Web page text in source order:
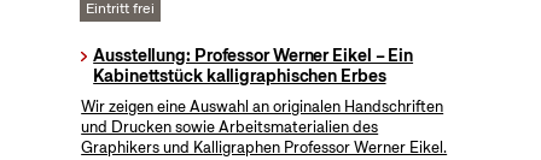
Eintritt frei
Ausstellung: Professor Werner Eikel – Ein
Kabinettstück kalligraphischen Erbes
Wir zeigen eine Auswahl an originalen Handschriften
und Drucken sowie Arbeitsmaterialien des
Graphikers und Kalligraphen Professor Werner Eikel.